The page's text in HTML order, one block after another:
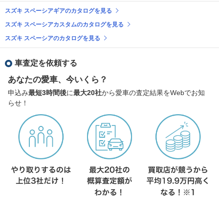
スズキ スペーシアギアのカタログを見る
スズキ スペーシアカスタムのカタログを見る
スズキ スペーシアのカタログを見る
車査定を依頼する
あなたの愛車、今いくら？
申込み最短3時間後に最大20社から愛車の査定結果をWebでお知
らせ！